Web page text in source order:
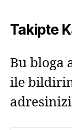
Takipte
Bu bloga
ile
E-postanızı yazın…